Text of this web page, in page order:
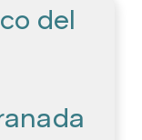
del